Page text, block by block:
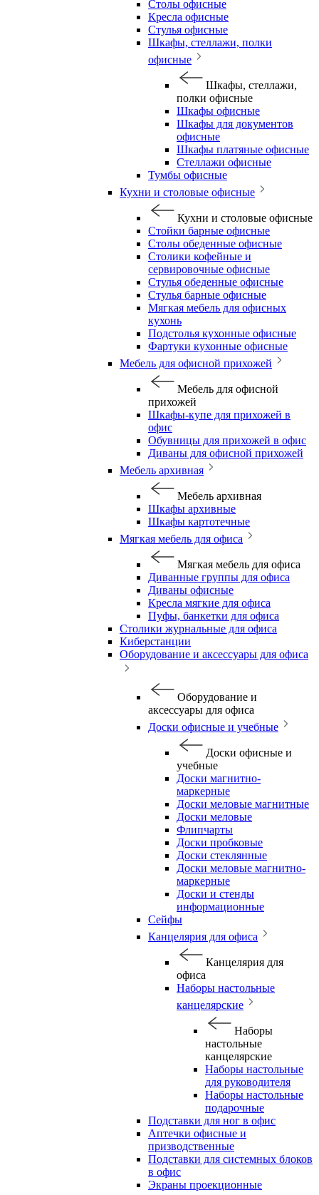
Столы офисные
Кресла офисные
Стулья офисные
Шкафы, стеллажи, полки
офисные
Шкафы, стеллажи,
полки офисные
Шкафы офисные
Шкафы для документов
офисные
Шкафы платяные офисные
Стеллажи офисные
Тумбы офисные
Кухни и столовые офисные
Кухни и столовые офисные
Стойки барные офисные
Столы обеденные офисные
Столики кофейные и
сервировочные офисные
Стулья обеденные офисные
Стулья барные офисные
Мягкая мебель для офисных
кухонь
Подстолья кухонные офисные
Фартуки кухонные офисные
Мебель для офисной прихожей
Мебель для офисной
прихожей
Шкафы-купе для прихожей в
офис
Обувницы для прихожей в офис
Диваны для офисной прихожей
Мебель архивная
Мебель архивная
Шкафы архивные
Шкафы картотечные
Мягкая мебель для офиса
Мягкая мебель для офиса
Диванные группы для офиса
Диваны офисные
Кресла мягкие для офиса
Пуфы, банкетки для офиса
Столики журнальные для офиса
Киберстанции
Оборудование и аксессуары для офиса
Оборудование и
аксессуары для офиса
Доски офисные и учебные
Доски офисные и
учебные
Доски магнитно-
маркерные
Доски меловые магнитные
Доски меловые
Флипчарты
Доски пробковые
Доски стеклянные
Доски меловые магнитно-
маркерные
Доски и стенды
информационные
Сейфы
Канцелярия для офиса
Канцелярия для
офиса
Наборы настольные
канцелярские
Наборы
настольные
канцелярские
Наборы настольные
для руководителя
Наборы настольные
подарочные
Подставки для ног в офис
Аптечки офисные и
призводственные
Подставки для системных блоков
в офис
Экраны проекционные